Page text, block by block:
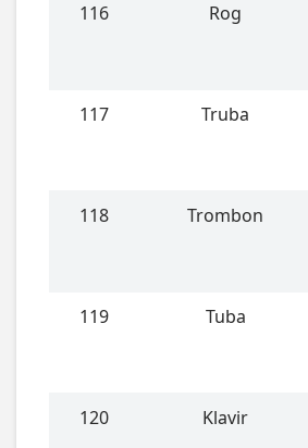
116 Rog
117 Truba
118 Trombon
119 Tuba
120 Klavir